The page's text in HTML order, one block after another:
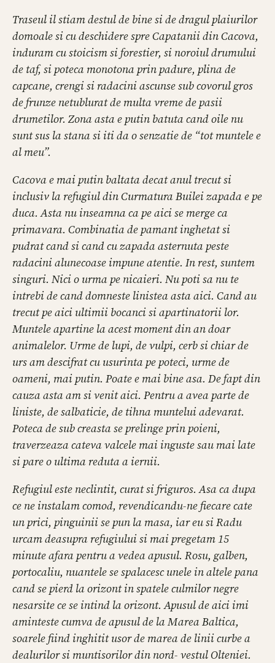
Traseul il stiam destul de bine si de dragul plaiurilor
domoale si cu deschidere spre Capatanii din Cacova,
induram cu stoicism si forestier, si noroiul drumului
de taf, si poteca monotona prin padure, plina de
capcane, crengi si radacini ascunse sub covorul gros
de frunze netublurat de multa vreme de pasii
drumetilor. Zona asta e putin batuta cand oile nu
sunt sus la stana si iti da o senzatie de “tot muntele e
al meu”.
Cacova e mai putin baltata decat anul trecut si
inclusiv la refugiul din Curmatura Builei zapada e pe
duca. Asta nu inseamna ca pe aici se merge ca
primavara. Combinatia de pamant inghetat si
pudrat cand si cand cu zapada asternuta peste
radacini alunecoase impune atentie. In rest, suntem
singuri. Nici o urma pe nicaieri. Nu poti sa nu te
intrebi de cand domneste linistea asta aici. Cand au
trecut pe aici ultimii bocanci si apartinatorii lor.
Muntele apartine la acest moment din an doar
animalelor. Urme de lupi, de vulpi, cerb si chiar de
urs am descifrat cu usurinta pe poteci, urme de
oameni, mai putin. Poate e mai bine asa. De fapt din
cauza asta am si venit aici. Pentru a avea parte de
liniste, de salbaticie, de tihna muntelui adevarat.
Poteca de sub creasta se prelinge prin poieni,
traverzeaza cateva valcele mai inguste sau mai late
si pare o ultima reduta a iernii.
Refugiul este neclintit, curat si friguros. Asa ca dupa
ce ne instalam comod, revendicandu-ne fiecare cate
un prici, pinguinii se pun la masa, iar eu si Radu
urcam deasupra refugiului si mai pregetam 15
minute afara pentru a vedea apusul. Rosu, galben,
portocaliu, nuantele se spalacesc unele in altele pana
cand se pierd la orizont in spatele culmilor negre
nesarsite ce se intind la orizont. Apusul de aici imi
aminteste cumva de apusul de la Marea Baltica,
soarele fiind inghitit usor de marea de linii curbe a
dealurilor si muntisorilor din nord- vestul Olteniei.